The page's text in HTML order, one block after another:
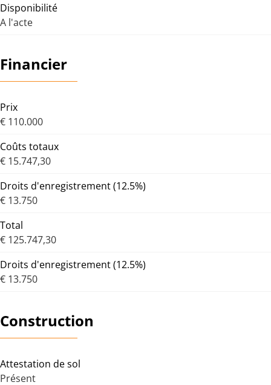
Disponibilité
A l'acte
Financier
Prix
€ 110.000
Coûts totaux
€ 15.747,30
Droits d'enregistrement (12.5%)
€ 13.750
Total
€ 125.747,30
Droits d'enregistrement (12.5%)
€ 13.750
Construction
Attestation de sol
Présent